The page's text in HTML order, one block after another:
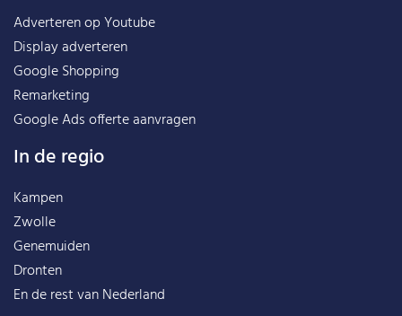
Adverteren op Youtube
Display adverteren
Google Shopping
Remarketing
Google Ads offerte aanvragen
In de regio
Kampen
Zwolle
Genemuiden
Dronten
En de rest vanNederland